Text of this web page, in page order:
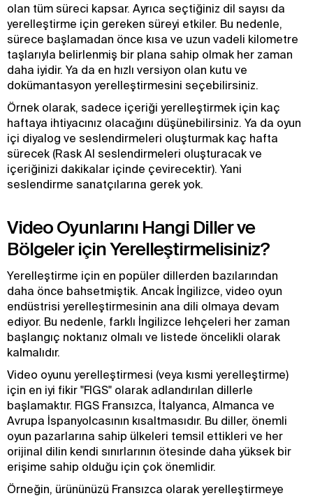
olan tüm süreci kapsar. Ayrıca seçtiğiniz dil sayısı da
yerelleştirme için gereken süreyi etkiler. Bu nedenle,
sürece başlamadan önce kısa ve uzun vadeli kilometre
taşlarıyla belirlenmiş bir plana sahip olmak her zaman
daha iyidir. Ya da en hızlı versiyon olan kutu ve
dokümantasyon yerelleştirmesini seçebilirsiniz.
Örnek olarak, sadece içeriği yerelleştirmek için kaç
haftaya ihtiyacınız olacağını düşünebilirsiniz. Ya da oyun
içi diyalog ve seslendirmeleri oluşturmak kaç hafta
sürecek (Rask AI seslendirmeleri oluşturacak ve
içeriğinizi dakikalar içinde çevirecektir). Yani
seslendirme sanatçılarına gerek yok.
Video Oyunlarını Hangi Diller ve
Bölgeler için Yerelleştirmelisiniz?
Yerelleştirme için en popüler dillerden bazılarından
daha önce bahsetmiştik. Ancak İngilizce, video oyun
endüstrisi yerelleştirmesinin ana dili olmaya devam
ediyor. Bu nedenle, farklı İngilizce lehçeleri her zaman
başlangıç noktanız olmalı ve listede öncelikli olarak
kalmalıdır.
Video oyunu yerelleştirmesi (veya kısmi yerelleştirme)
için en iyi fikir "FIGS" olarak adlandırılan dillerle
başlamaktır. FIGS Fransızca, İtalyanca, Almanca ve
Avrupa İspanyolcasının kısaltmasıdır. Bu diller, önemli
oyun pazarlarına sahip ülkeleri temsil ettikleri ve her
orijinal dilin kendi sınırlarının ötesinde daha yüksek bir
erişime sahip olduğu için çok önemlidir.
Örneğin, ürününüzü Fransızca olarak yerelleştirmeye